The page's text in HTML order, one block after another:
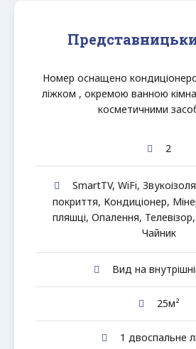
Номер оснащено
ліжком , окремою ванною
косметичними
2
SmartTV, WiFi,
покриття, Кондиціонер,
пляшці, Опалення, Телевізор,
Чайник
Вид на
25м²
1 двоспальне